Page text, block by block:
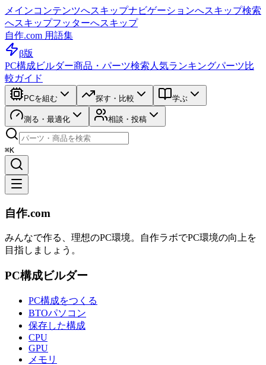
メインコンテンツへスキップナビゲーションへスキップ検索
へスキップフッターへスキップ
自作.com 用語集
β版
PC構成ビルダー商品・パーツ検索 人気ランキングパーツ比
較ガイド
PCを組む 探す・比較 学ぶ
測る・最適化 相談・投稿
⌘K
自作.com
みんなで作る、理想のPC環境。 自作ラボでPC環境の向上を
目指しましょう。
PC構成ビルダー
PC構成をつくる
BTOパソコン
保存した構成
CPU
GPU
メモリ